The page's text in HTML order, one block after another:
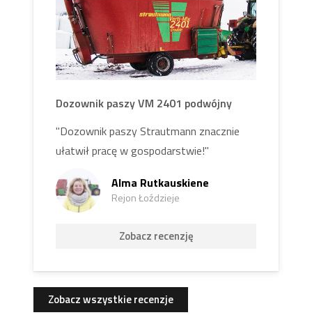
Dozownik paszy VM 2401 podwójny
"Dozownik paszy Strautmann znacznie
ułatwił pracę w gospodarstwie!"
Alma Rutkauskiene
Rejon Łoździeje
Zobacz recenzję
Zobacz wszystkie recenzje